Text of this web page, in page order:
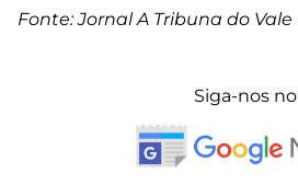
Fonte: Jornal A Tribuna do Vale
Siga-nos no